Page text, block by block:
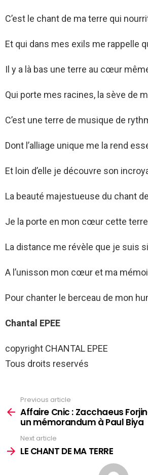
C’est le chant de ma terre qui
Et qui dans mes exils me rappelle
Il y a là bas une terre au cœur
Qui porte mes racines, la sève de
C’est une terre de musique de
Dont l’alliage unique me la rend
Et loin d’elle je découvre son
La beauté majestueuse du chant
Je la porte en mon cœur cette
La distance me révèle que je suis
A l’unisson mon cœur et ma
Pour chanter le berceau de mon
Chantal EPEE
copyright CHANTAL EPEE
Tous droits reservés
more
Previous article
Affaire Cnic : Zacchaeus
un mémorandum à Paul Biya
Next article
LE CHANT DE MA TERRE